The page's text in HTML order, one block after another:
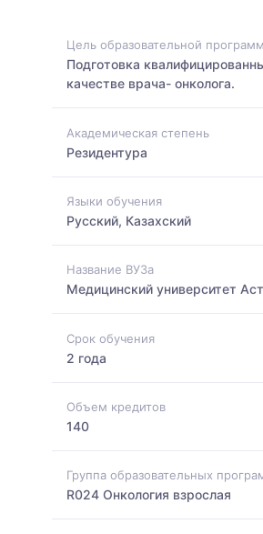
Цель образовательной
Подготовка
качестве врача- онколога.
Академическая степень
Резидентура
Языки обучения
Русский, Казахский
Название ВУЗа
Медицинский университет
Срок обучения
2 года
Объем кредитов
140
Группа образовательных
R024 Онкология взрослая